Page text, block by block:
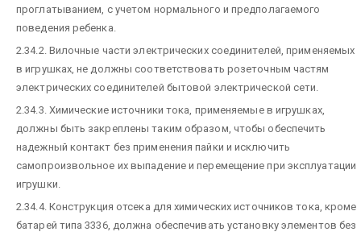
проглатыванием, с учетом нормального и предполагаемого
поведения ребенка.
2.34.2. Вилочные части электрических соединителей, применяемых
в игрушках, не должны соответствовать розеточным частям
электрических соединителей бытовой электрической сети.
2.34.3. Химические источники тока, применяемые в игрушках,
должны быть закреплены таким образом, чтобы обеспечить
надежный контакт без применения пайки и исключить
самопроизвольное их выпадение и перемещение при эксплуатации
игрушки.
2.34.4. Конструкция отсека для химических источников тока, кроме
батарей типа 3336, должна обеспечивать установку элементов без